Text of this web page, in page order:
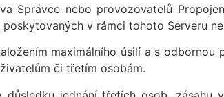
Správce nebo provozovatelů
v rámci tohoto Serveru
maximálního úsilí a s odbornou
či třetím osobám.